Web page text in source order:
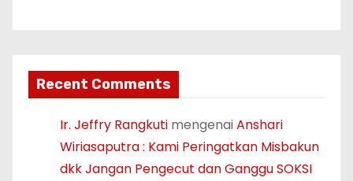
Recent Comments
Ir. Jeffry Rangkuti mengenaiAnshari
Wiriasaputra : Kami Peringatkan Misbakun
dkk Jangan Pengecut dan Ganggu SOKSI